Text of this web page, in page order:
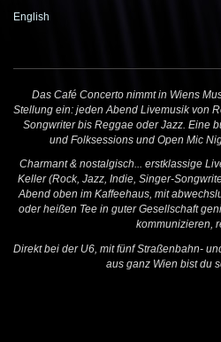
English
Das Café Concerto nimmt in Wiens
Stellung ein: jeden Abend Livemusik von
Songwriter bis Reggae oder Jazz. Eine
und Folksessions und Open Mic
Charmant & nostalgisch... erstklassige
Keller (Rock, Jazz, Indie, Singer-
Abend oben im Kaffeehaus, mit
oder heißen Tee in guter Gesellschaft
kommunizieren,
Direkt bei der U6, mit fünf Straßenbahn-
aus ganz Wien bist du